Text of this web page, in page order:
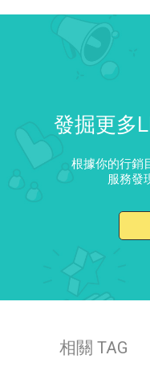
發掘更多
根據你的行銷
服務發
相關 TAG